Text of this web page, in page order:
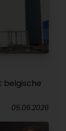
05.06.2026